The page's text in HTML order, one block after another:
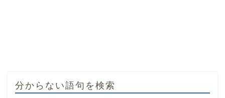
分からない語句を検索